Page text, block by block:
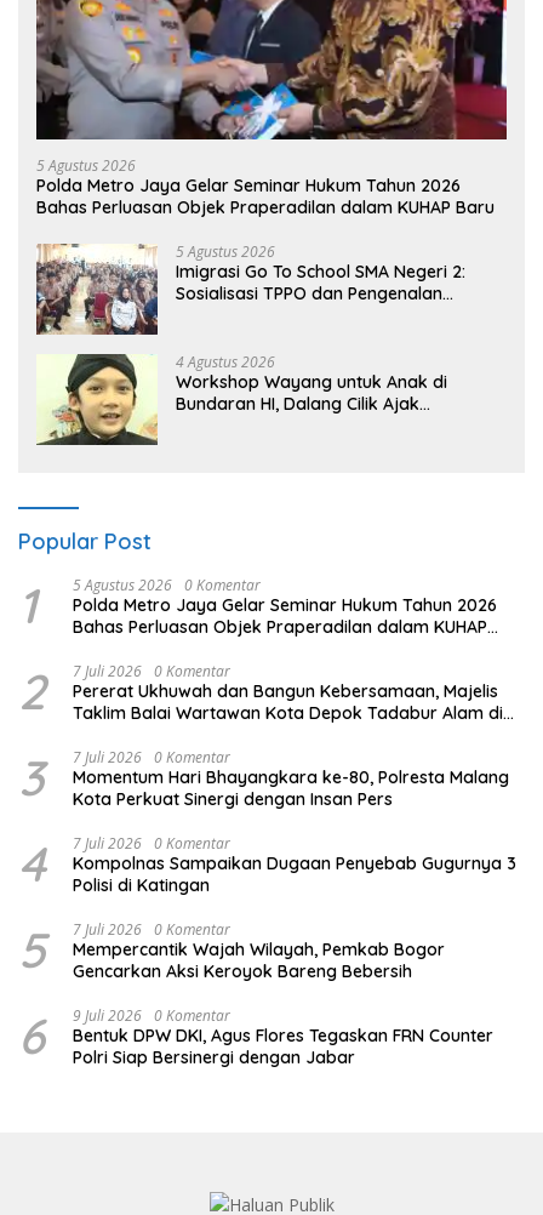
5 Agustus 2026
Polda Metro Jaya Gelar Seminar Hukum Tahun 2026
Bahas Perluasan Objek Praperadilan dalam KUHAP Baru
5 Agustus 2026
Imigrasi Go To School SMA Negeri 2:
Sosialisasi TPPO dan Pengenalan
4 Agustus 2026
Workshop Wayang untuk Anak di
Bundaran HI, Dalang Cilik Ajak
Popular Post
1 5 Agustus 2026 0 Komentar
Polda Metro Jaya Gelar Seminar Hukum Tahun 2026
Bahas Perluasan Objek Praperadilan dalam KUHAP
2 7 Juli 2026 0 Komentar
Pererat Ukhuwah dan Bangun Kebersamaan, Majelis
Taklim Balai Wartawan Kota Depok Tadabur Alam di
3 7 Juli 2026 0 Komentar
Momentum Hari Bhayangkara ke-80, Polresta Malang
Kota Perkuat Sinergi dengan Insan Pers
4 7 Juli 2026 0 Komentar
Kompolnas Sampaikan Dugaan Penyebab Gugurnya 3
Polisi di Katingan
5 7 Juli 2026 0 Komentar
Mempercantik Wajah Wilayah, Pemkab Bogor
Gencarkan Aksi Keroyok Bareng Bebersih
6 9 Juli 2026 0 Komentar
Bentuk DPW DKI, Agus Flores Tegaskan FRN Counter
Polri Siap Bersinergi dengan Jabar